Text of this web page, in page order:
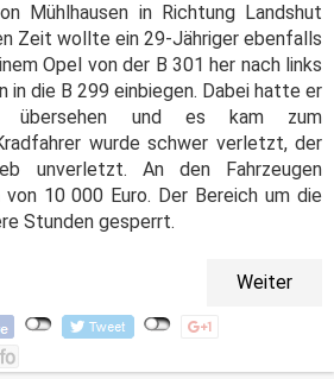
Mühlhausen in Richtung Landshut
Zeit wollte ein 29-Jähriger ebenfalls
Opel von der B 301 her nach links
in die B 299 einbiegen. Dabei hatte er
übersehen und es kam zum
wurde schwer verletzt, der
unverletzt. An den Fahrzeugen
10 000 Euro. Der Bereich um die
Stunden gesperrt.
Weiter